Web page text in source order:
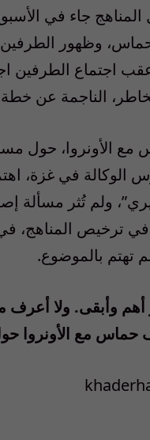
المناهج جاء في
وظهور
اجتماع الطرفين
الناجمة عن
الأونروا، حول
في غزة،
ولم تُثر مسألة
ترخيص المناهج،
تهتم بالموضوع.
وأبقى. ولا أعرف
حماس مع الأونروا